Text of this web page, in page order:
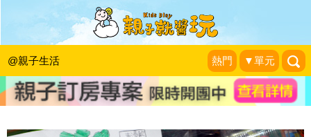
@親子生活 熱門 ▼單元
跟著阿鎧老師邊學邊玩：想要孩子愛上
閱讀？從興趣切入就對了！
張旭鎧兒童職能治療師|2014-09-15